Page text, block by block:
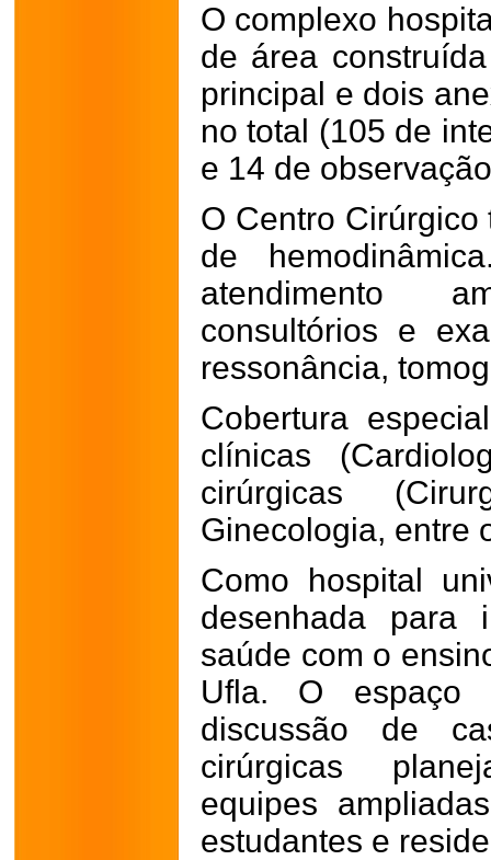
O complexo
de área
principal e dois
no total (105 de
e 14 de
O Centro
de
atendimento
consultórios e
ressonância,
Cobertura
clínicas
cirúrgicas
Ginecologia, entre
Como hospital
desenhada para
saúde com o
Ufla. O espaço
discussão de
cirúrgicas
equipes
estudantes e